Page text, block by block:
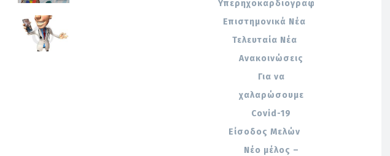
Υπερηχοκαρδιογραφία
Επιστημονικά Νέα
Τελευταία Νέα
Ανακοινώσεις
Για να
χαλαρώσουμε
Covid-19
Είσοδος Μελών
Νέο μέλος –